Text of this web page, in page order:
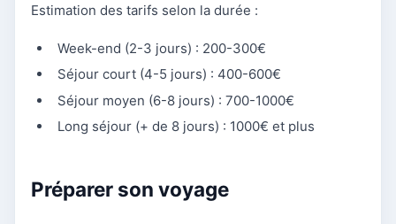
Estimation des tarifs selon la durée :
Week-end (2-3 jours) : 200-300€
Séjour court (4-5 jours) : 400-600€
Séjour moyen (6-8 jours) : 700-1000€
Long séjour (+ de 8 jours) : 1000€ et plus
Préparer son voyage